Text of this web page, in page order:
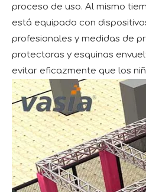
proceso de uso. Al mismo
está equipado con
profesionales y medidas de
protectoras y esquinas
evitar eficazmente que los